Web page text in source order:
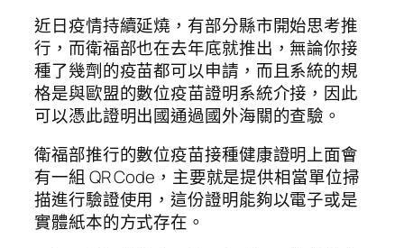
近日疫情持續延燒，有部分縣市開始思考推
行，而衛福部也在去年底就推出，無論你接
種了幾劑的疫苗都可以申請，而且系統的規
格是與歐盟的數位疫苗證明系統介接，因此
可以憑此證明出國通過國外海關的查驗。
衛福部推行的數位疫苗接種健康證明上面會
有一組 QR Code，主要就是提供相當單位掃
描進行驗證使用，這份證明能夠以電子或是
實體紙本的方式存在。